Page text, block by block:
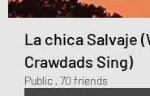
La chica Salvaje
Crawdads Sing)
Public · 70 friends